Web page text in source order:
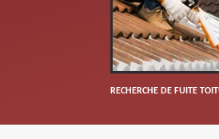
RECHERCHE DE FUITE